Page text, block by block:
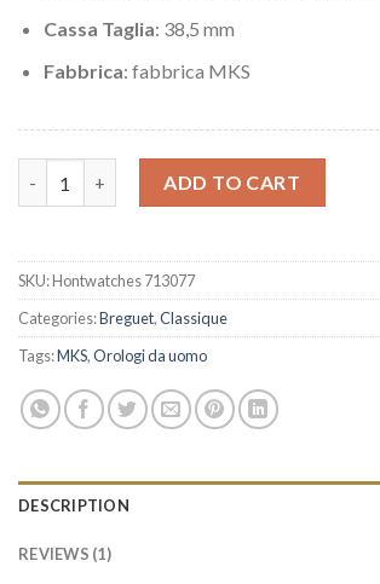
Cassa Taglia: 38,5 mm
Fabbrica: fabbrica MKS
ADD TO CART
SKU:Hontwatches 713077
Categories:Breguet,Classique
Tags:MKS,Orologi da uomo
DESCRIPTION
REVIEWS (1)